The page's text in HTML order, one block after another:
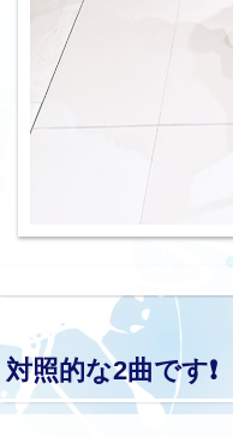
対照的な2曲です❗️